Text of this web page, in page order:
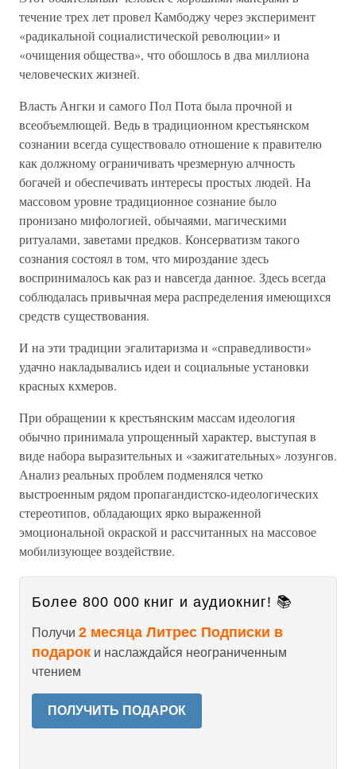
течение трех лет провел Камбоджу через эксперимент
«радикальной социалистической революции» и
«очищения общества», что обошлось в два миллиона
человеческих жизней.
Власть Ангки и самого Пол Пота была прочной и
всеобъемлющей. Ведь в традиционном крестьянском
сознании всегда существовало отношение к правителю
как должному ограничивать чрезмерную алчность
богачей и обеспечивать интересы простых людей. На
массовом уровне традиционное сознание было
пронизано мифологией, обычаями, магическими
ритуалами, заветами предков. Консерватизм такого
сознания состоял в том, что мироздание здесь
воспринималось как раз и навсегда данное. Здесь всегда
соблюдалась привычная мера распределения имеющихся
средств существования.
И на эти традиции эгалитаризма и «справедливости»
удачно накладывались идеи и социальные установки
красных кхмеров.
При обращении к крестьянским массам идеология
обычно принимала упрощенный характер, выступая в
виде набора выразительных и «зажигательных» лозунгов.
Анализ реальных проблем подменялся четко
выстроенным рядом пропагандистско-идеологических
стереотипов, обладающих ярко выраженной
эмоциональной окраской и рассчитанных на массовое
мобилизующее воздействие.
Более 800 000 книг и аудиокниг! 📚
Получи 2 месяца Литрес Подписки в
подарок и наслаждайся неограниченным
чтением
ПОЛУЧИТЬ ПОДАРОК